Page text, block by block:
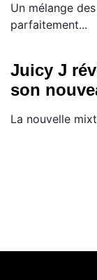
Un mélange
parfaitement...
Juicy J
son
La nouvelle